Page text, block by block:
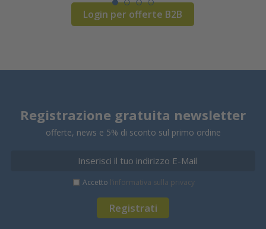
Login per offerte B2B
Registrazione gratuita newsletter
offerte, news e 5% di sconto sul primo ordine
Registrati
Accetto l’informativa sulla privacy